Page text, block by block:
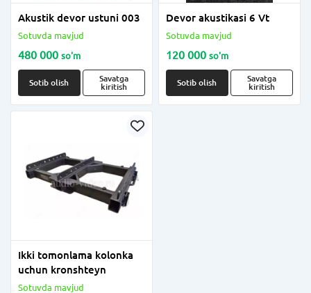
Akustik devor ustuni 003
Sotuvda mavjud
480 000 so'm
Sotib olish
Savatga
kiritish
Devor akustikasi 6 Vt
Sotuvda mavjud
120 000 so'm
Sotib olish
Savatga
kiritish
Ikki tomonlama kolonka
uchun kronshteyn
Sotuvda mavjud